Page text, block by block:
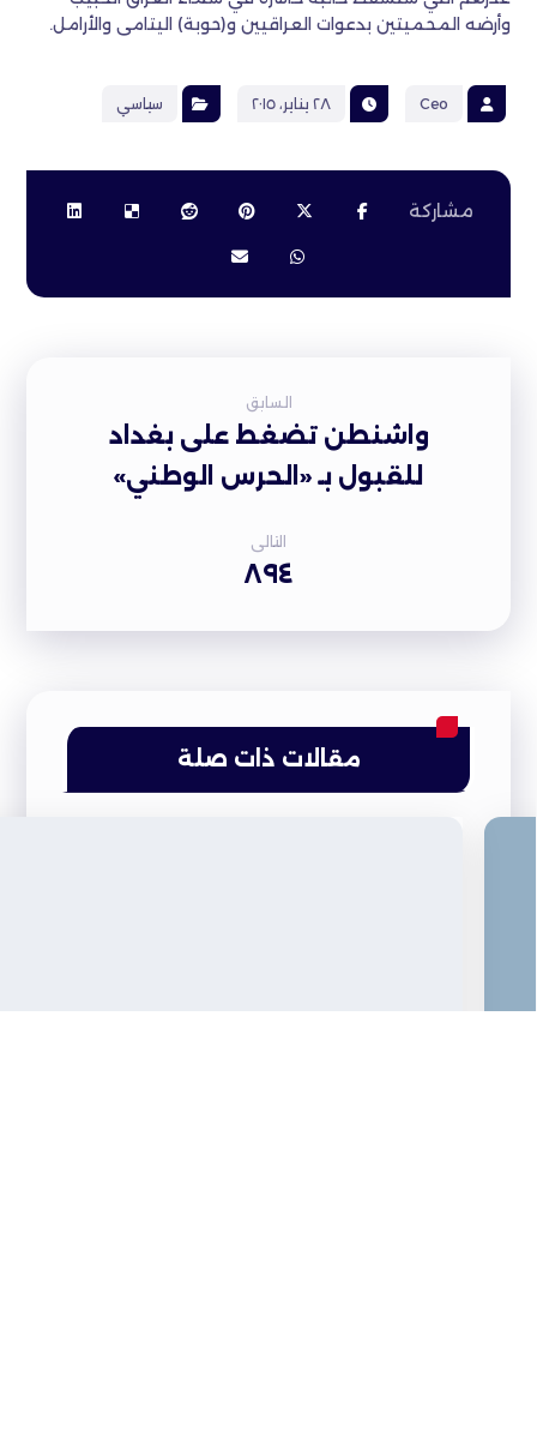
وأرضه المحميتين بدعوات العراقيين و(حوبة) اليتامى والأرامل.
Ceo ٢٨ يناير، ٢٠١٥ سياسي
السابق
واشنطن تضغط على بغداد
للقبول بـ «الحرس الوطني»
التالى
٨٩٤
مقالات ذات صلة